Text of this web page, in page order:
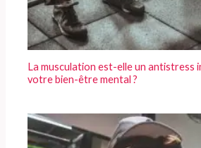
La musculation est-elle un antistress
votre bien-être mental ?